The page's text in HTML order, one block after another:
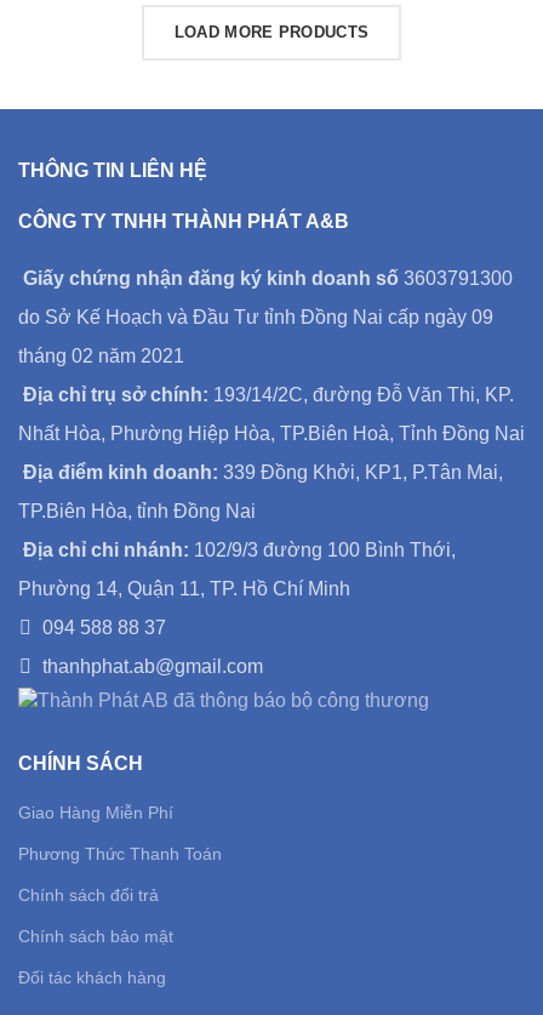
LOAD MORE PRODUCTS
THÔNG TIN LIÊN HỆ
CÔNG TY TNHH THÀNH PHÁT A&B
Giấy chứng nhận đăng ký kinh doanh số 3603791300
do Sở Kế Hoạch và Đầu Tư tỉnh Đồng Nai cấp ngày 09
tháng 02 năm 2021
Địa chỉ trụ sở chính: 193/14/2C, đường Đỗ Văn Thi, KP.
Nhất Hòa, Phường Hiệp Hòa, TP.Biên Hoà, Tỉnh Đồng Nai
Địa điểm kinh doanh: 339 Đồng Khởi, KP1, P.Tân Mai,
TP.Biên Hòa, tỉnh Đồng Nai
Địa chỉ chi nhánh: 102/9/3 đường 100 Bình Thới,
Phường 14, Quận 11, TP. Hồ Chí Minh
094 588 88 37
thanhphat.ab@gmail.com
CHÍNH SÁCH
Giao Hàng Miễn Phí
Phương Thức Thanh Toán
Chính sách đổi trả
Chính sách bảo mật
Đối tác khách hàng